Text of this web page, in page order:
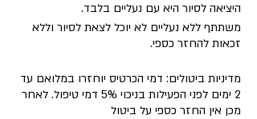
היציאה לסיור היא עם נעליים בלבד.
משתתף ללא נעליים לא יוכל לצאת לסיור וללא
זכאות להחזר כספי.
מדיניות ביטולים: דמי הכרטיס יוחזרו במלואם עד
2 ימים לפני הפעילות בניכוי 5% דמי טיפול. לאחר
מכן אין החזר כספי על ביטול